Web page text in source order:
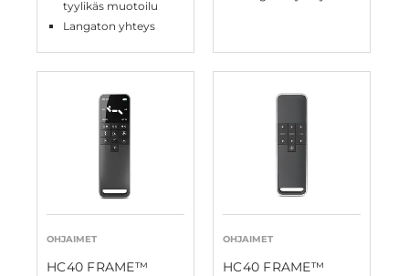
tyylikäs muotoilu
Langaton yhteys
OHJAIMET
HC40 FRAME™
OHJAIMET
HC40 FRAME™